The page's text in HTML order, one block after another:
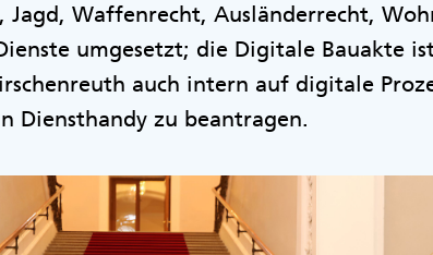
Waffenrecht, Ausländerrecht,
umgesetzt; die Digitale Bauakte
auch intern auf digitale
Diensthandy zu beantragen.